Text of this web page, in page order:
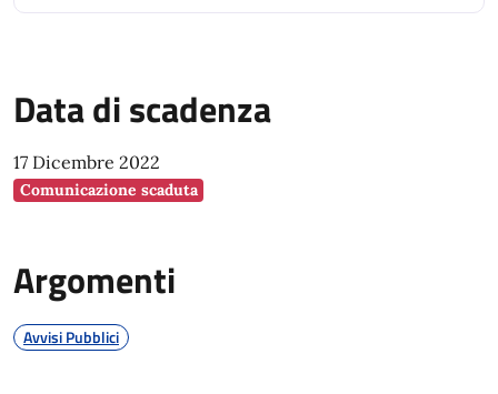
Data di scadenza
17 Dicembre 2022
Comunicazione scaduta
Argomenti
Avvisi Pubblici